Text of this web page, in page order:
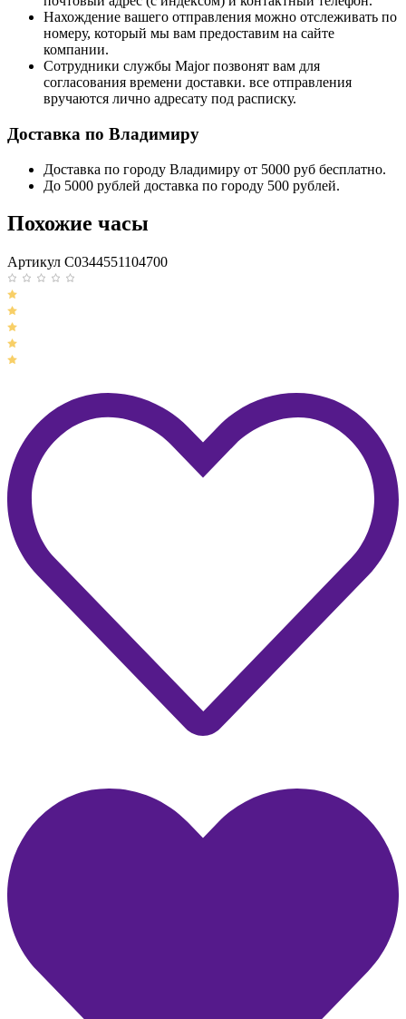
Нахождение вашего отправления можно отслеживать по
номеру, который мы вам предоставим на сайте
компании.
Сотрудники службы Major позвонят вам для
согласования времени доставки. все отправления
вручаются лично адресату под расписку.
Доставка по Владимиру
Доставка по городу Владимиру от 5000 руб бесплатно.
До 5000 рублей доставка по городу 500 рублей.
Похожие часы
Артикул C0344551104700